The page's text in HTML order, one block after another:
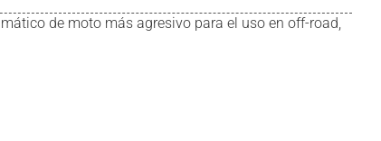
de moto más agresivo para el uso en off-road,